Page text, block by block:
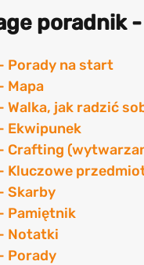
poradnik
Porady na start
Mapa
jak radzić
Ekwipunek
Crafting
Kluczowe
Skarby
Pamiętnik
Notatki
Porady